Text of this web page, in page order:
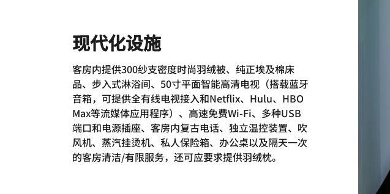
现代化设施
客房内提供300纱支密度时尚羽绒被、纯正埃及棉床
品、步入式淋浴间、50寸平面智能高清电视（搭载蓝牙
音箱，可提供全有线电视接入和Netflix、Hulu、HBO
Max等流媒体应用程序）、高速免费Wi-Fi、多种USB
端口和电源插座、客房内复古电话、独立温控装置、吹
风机、蒸汽挂烫机、私人保险箱、办公桌以及隔天一次
的客房清洁/有限服务，还可应要求提供羽绒枕。